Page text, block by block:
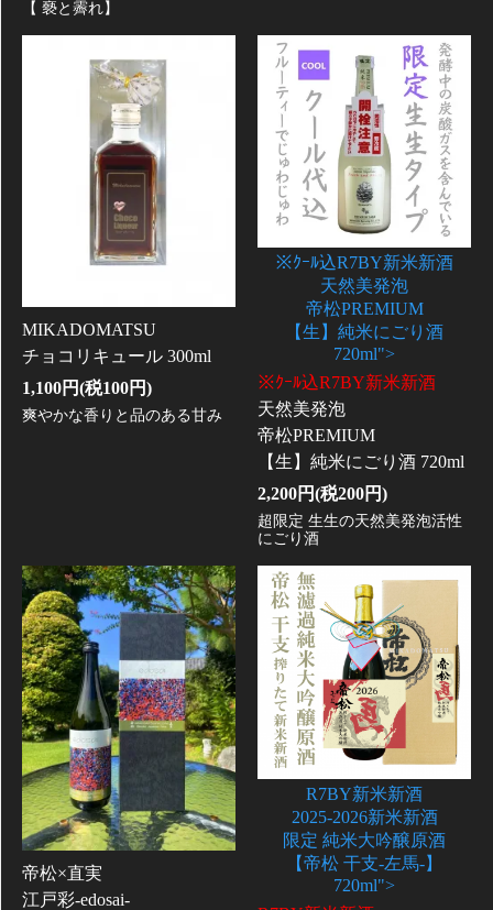
【 褻と霽れ】
MIKADOMATSU
チョコリキュール 300ml
1,100円(税100円)
爽やかな香りと品のある甘み
※ｸｰﾙ込R7BY新米新酒
天然美発泡
帝松PREMIUM
【生】純米にごり酒
720ml">
※ｸｰﾙ込R7BY新米新酒
天然美発泡
帝松PREMIUM
【生】純米にごり酒 720ml
2,200円(税200円)
超限定 生生の天然美発泡活性
にごり酒
帝松×直実
江戸彩-edosai-
R7BY新米新酒
2025-2026新米新酒
限定 純米大吟醸原酒
【帝松 干支-左馬-】
720ml">